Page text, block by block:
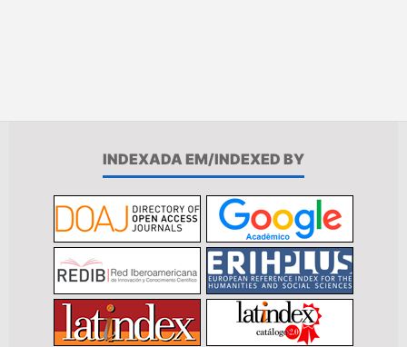
INDEXADA EM/INDEXED BY